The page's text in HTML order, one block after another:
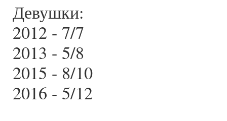
Девушки:
2012 - 7/7
2013 - 5/8
2015 - 8/10
2016 - 5/12